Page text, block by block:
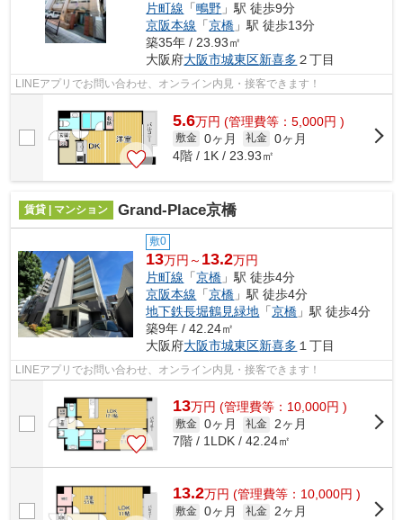
片町線 「鴫野 」駅 徒歩9分
京阪本線 「京橋 」駅 徒歩13分
築35年 / 23.93㎡
大阪府大阪市城東区新喜多 ２丁目
LINEアプリでお問い合わせ、オンライン内見・接客できます！
5.6万円 (管理費等：5,000円 )
敷金 0ヶ月 礼金 0ヶ月
4階 / 1K / 23.93㎡
賃貸 | マンション Grand-Place京橋
敷0
13万円～ 13.2万円
片町線 「京橋 」駅 徒歩4分
京阪本線 「京橋 」駅 徒歩4分
地下鉄長堀鶴見緑地 「京橋 」駅 徒歩4分
築9年 / 42.24㎡
大阪府大阪市城東区新喜多 １丁目
LINEアプリでお問い合わせ、オンライン内見・接客できます！
13万円 (管理費等：10,000円 )
敷金 0ヶ月 礼金 2ヶ月
7階 / 1LDK / 42.24㎡
13.2万円 (管理費等：10,000円 )
敷金 0ヶ月 礼金 2ヶ月